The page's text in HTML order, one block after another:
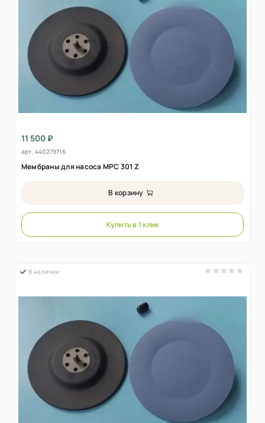
11 500 ₽
арт. 440279716
Мембраны для насоса MPC 301 Z
В корзину
Купить в 1 клик
В наличии